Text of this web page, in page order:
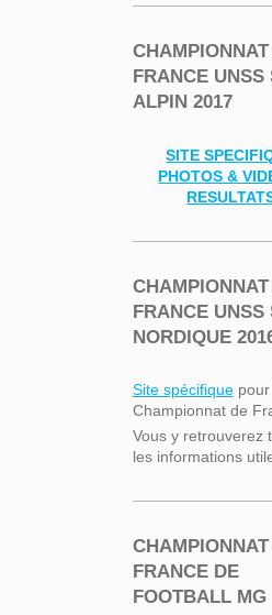
FRANCE UNSS
ALPIN 2017
SITE
PHOTOS &
FRANCE UNSS
NORDIQUE
Site spécifiquepour
Championnat de
Vous y retrouverez
les informations
FRANCE DE
FOOTBALL MG